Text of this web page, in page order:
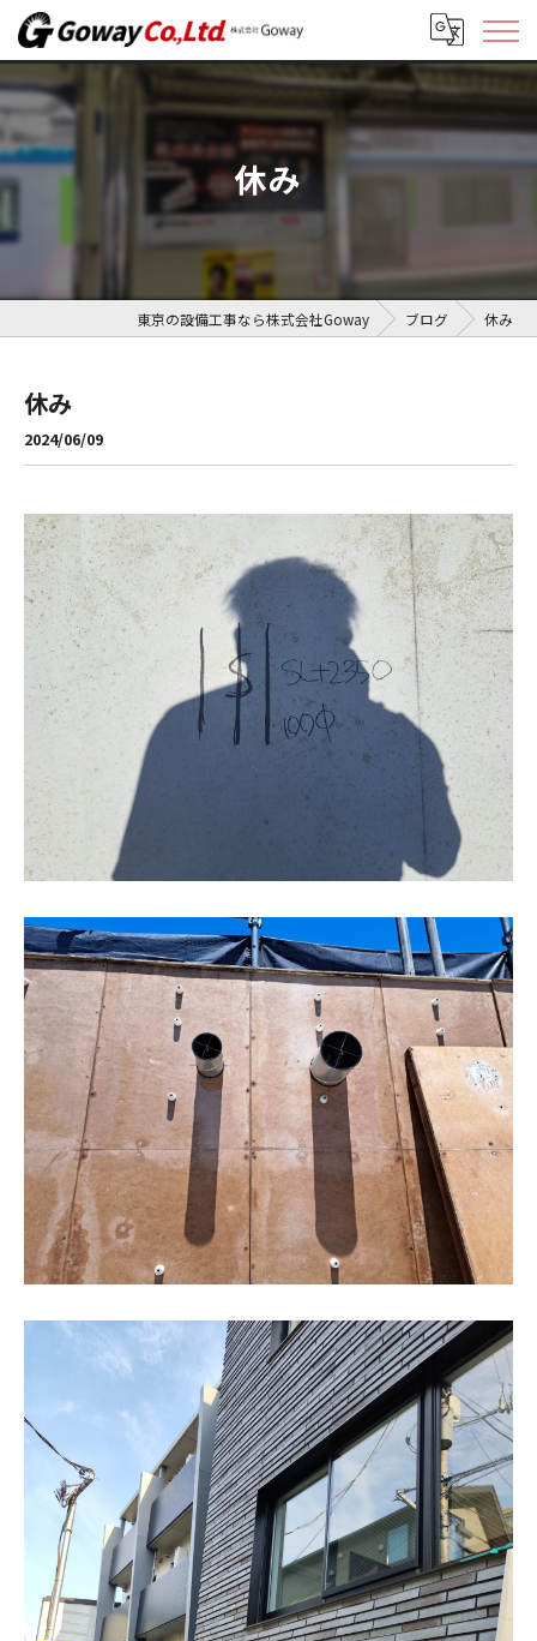
休み
東京の設備工事なら株式会社Goway ブログ 休み
休み
2024/06/09